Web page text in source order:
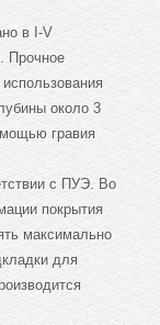
в I-V
Прочное
около 3
гравия
с ПУЭ. Во
покрытия
максимально
для